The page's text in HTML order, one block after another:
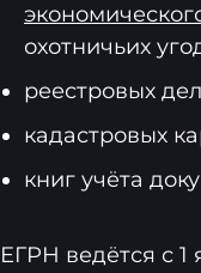
охотничьих
реестровых
кадастровых
книг учёта
ЕГРН ведётся с 1